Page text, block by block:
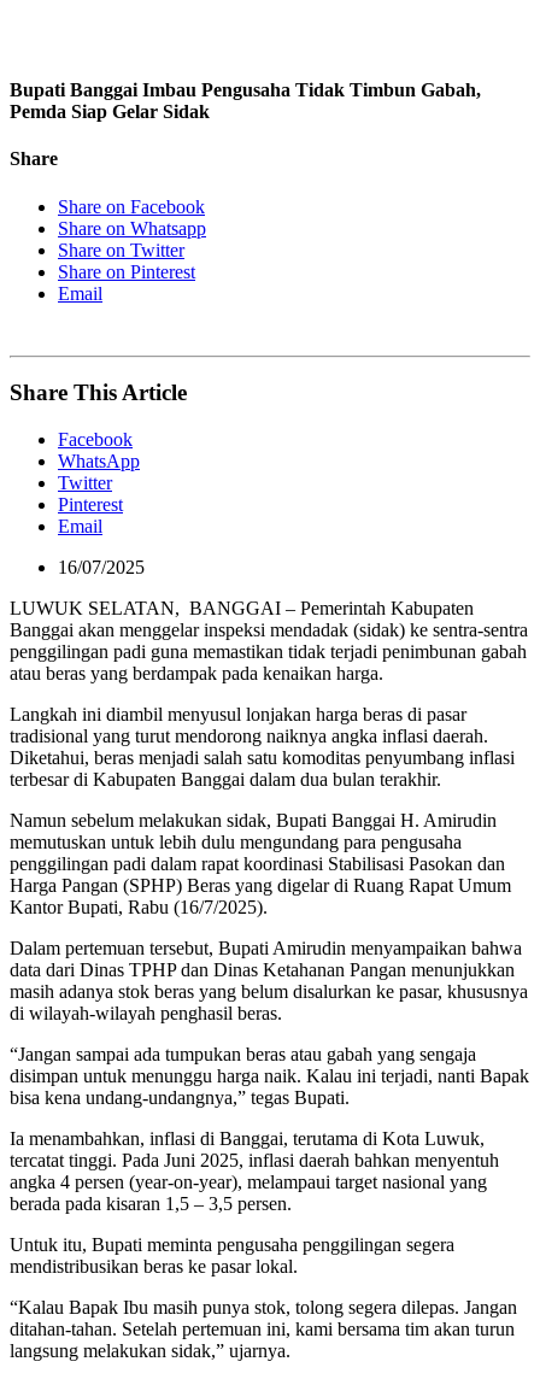
Bupati Banggai Imbau Pengusaha Tidak Timbun Gabah,
Pemda Siap Gelar Sidak
Share
Share on Facebook
Share on Whatsapp
Share on Twitter
Share on Pinterest
Email
Share This Article
Facebook
WhatsApp
Twitter
Pinterest
Email
16/07/2025
LUWUK SELATAN, BANGGAI – Pemerintah Kabupaten
Banggai akan menggelar inspeksi mendadak (sidak) ke sentra-sentra
penggilingan padi guna memastikan tidak terjadi penimbunan gabah
atau beras yang berdampak pada kenaikan harga.
Langkah ini diambil menyusul lonjakan harga beras di pasar
tradisional yang turut mendorong naiknya angka inflasi daerah.
Diketahui, beras menjadi salah satu komoditas penyumbang inflasi
terbesar di Kabupaten Banggai dalam dua bulan terakhir.
Namun sebelum melakukan sidak, Bupati Banggai H. Amirudin
memutuskan untuk lebih dulu mengundang para pengusaha
penggilingan padi dalam rapat koordinasi Stabilisasi Pasokan dan
Harga Pangan (SPHP) Beras yang digelar di Ruang Rapat Umum
Kantor Bupati, Rabu (16/7/2025).
Dalam pertemuan tersebut, Bupati Amirudin menyampaikan bahwa
data dari Dinas TPHP dan Dinas Ketahanan Pangan menunjukkan
masih adanya stok beras yang belum disalurkan ke pasar, khususnya
di wilayah-wilayah penghasil beras.
“Jangan sampai ada tumpukan beras atau gabah yang sengaja
disimpan untuk menunggu harga naik. Kalau ini terjadi, nanti Bapak
bisa kena undang-undangnya,” tegas Bupati.
Ia menambahkan, inflasi di Banggai, terutama di Kota Luwuk,
tercatat tinggi. Pada Juni 2025, inflasi daerah bahkan menyentuh
angka 4 persen (year-on-year), melampaui target nasional yang
berada pada kisaran 1,5 – 3,5 persen.
Untuk itu, Bupati meminta pengusaha penggilingan segera
mendistribusikan beras ke pasar lokal.
“Kalau Bapak Ibu masih punya stok, tolong segera dilepas. Jangan
ditahan-tahan. Setelah pertemuan ini, kami bersama tim akan turun
langsung melakukan sidak,” ujarnya.